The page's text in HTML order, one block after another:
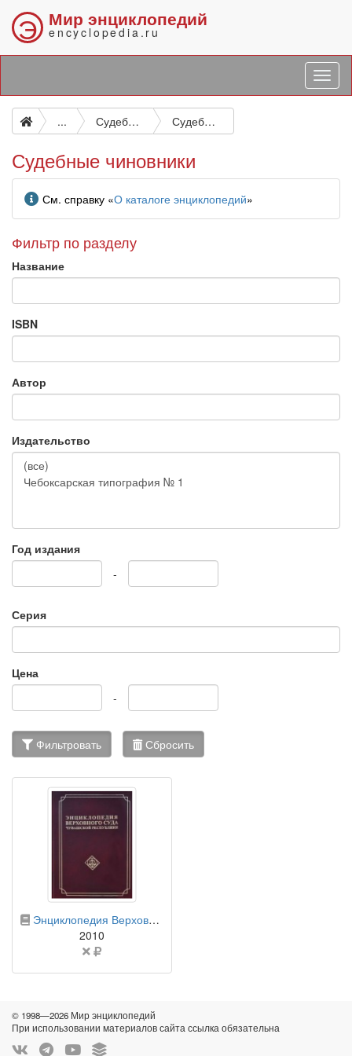
Э Мир энциклопедий
encyclopedia.ru
... Судебный персонал. Юристы Судебные чиновники
Судебные чиновники
Информация
См. справку «О каталоге энциклопедий»
Фильтр по разделу
Название
ISBN
Автор
Издательство
Год издания
-
Серия
Цена
-
Фильтровать Сбросить
бумажная книга
Энциклопедия Верховного суда Чувашской Республики
2010
Цена
© 1998—2026 Мир энциклопедий
При использовании материалов сайта ссылка обязательна